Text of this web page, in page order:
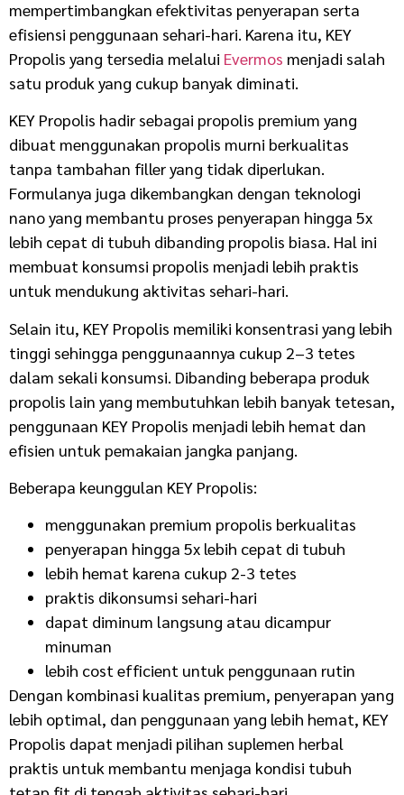
mempertimbangkan efektivitas penyerapan serta
efisiensi penggunaan sehari-hari. Karena itu, KEY
Propolis yang tersedia melalui Evermos menjadi salah
satu produk yang cukup banyak diminati.
KEY Propolis hadir sebagai propolis premium yang
dibuat menggunakan propolis murni berkualitas
tanpa tambahan filler yang tidak diperlukan.
Formulanya juga dikembangkan dengan teknologi
nano yang membantu proses penyerapan hingga 5x
lebih cepat di tubuh dibanding propolis biasa. Hal ini
membuat konsumsi propolis menjadi lebih praktis
untuk mendukung aktivitas sehari-hari.
Selain itu, KEY Propolis memiliki konsentrasi yang lebih
tinggi sehingga penggunaannya cukup 2–3 tetes
dalam sekali konsumsi. Dibanding beberapa produk
propolis lain yang membutuhkan lebih banyak tetesan,
penggunaan KEY Propolis menjadi lebih hemat dan
efisien untuk pemakaian jangka panjang.
Beberapa keunggulan KEY Propolis:
menggunakan premium propolis berkualitas
penyerapan hingga 5x lebih cepat di tubuh
lebih hemat karena cukup 2-3 tetes
praktis dikonsumsi sehari-hari
dapat diminum langsung atau dicampur
minuman
lebih cost efficient untuk penggunaan rutin
Dengan kombinasi kualitas premium, penyerapan yang
lebih optimal, dan penggunaan yang lebih hemat, KEY
Propolis dapat menjadi pilihan suplemen herbal
praktis untuk membantu menjaga kondisi tubuh